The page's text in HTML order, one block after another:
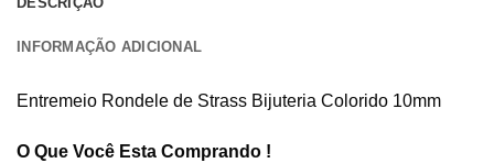
INFORMAÇÃO ADICIONAL
Entremeio Rondele de Strass Bijuteria Colorido 10mm
O Que Você Esta Comprando !